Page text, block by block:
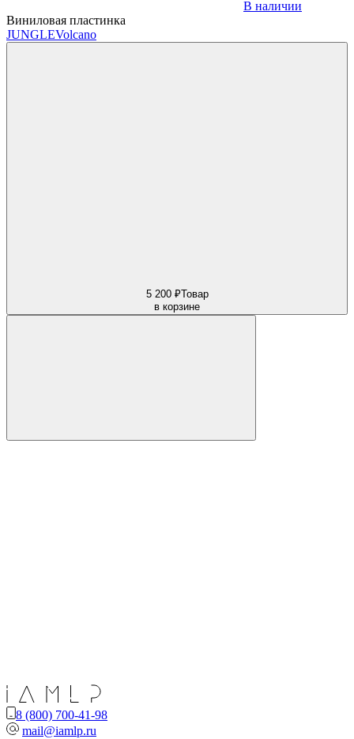
В наличии
Виниловая пластинка
JUNGLEVolcano
5 200 ₽Товар
в корзине
8 (800) 700-41-98
mail@iamlp.ru